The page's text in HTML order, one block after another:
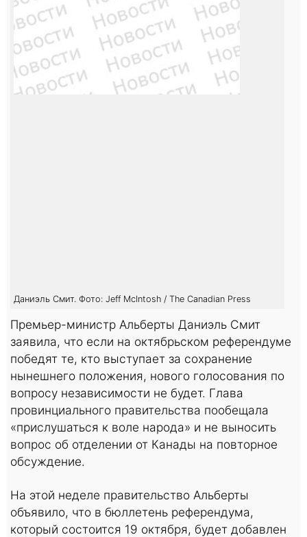
Даниэль Смит. Фото: Jeff McIntosh / The Canadian Press
Премьер-министр Альберты Даниэль Смит
заявила, что если на октябрьском референдуме
победят те, кто выступает за сохранение
нынешнего положения, нового голосования по
вопросу независимости не будет. Глава
провинциального правительства пообещала
«прислушаться к воле народа» и не выносить
вопрос об отделении от Канады на повторное
обсуждение.
На этой неделе правительство Альберты
объявило, что в бюллетень референдума,
который состоится 19 октября, будет добавлен